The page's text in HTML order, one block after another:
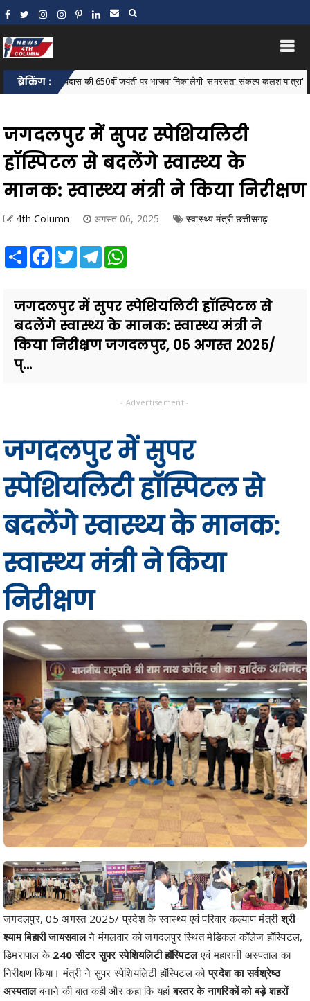
ब्रेकिंग :
रविदास की 650वीं जयंती पर भाजपा निकालेगी 'समरसता संकल्प कलश यात्रा'
जगदलपुर में सुपर स्पेशियलिटी
हॉस्पिटल से बदलेंगे स्वास्थ्य के
मानक: स्वास्थ्य मंत्री ने किया निरीक्षण
4th Column अगस्त 06, 2025 स्वास्थ्य मंत्री छत्तीसगढ़
Share Facebook
TwitterTelegram
जगदलपुर में सुपर स्पेशियलिटी हॉस्पिटल से
बदलेंगे स्वास्थ्य के मानक: स्वास्थ्य मंत्री ने
किया निरीक्षण जगदलपुर, 05 अगस्त 2025/
प्...
- Advertisement -
जगदलपुर में सुपर
स्पेशियलिटी हॉस्पिटल से
बदलेंगे स्वास्थ्य के मानक:
स्वास्थ्य मंत्री ने किया
निरीक्षण
जगदलपुर, 05 अगस्त 2025/ प्रदेश के स्वास्थ्य एवं परिवार कल्याण मंत्रीश्री
श्याम बिहारी जायसवालने मंगलवार को जगदलपुर स्थित मेडिकल कॉलेज हॉस्पिटल,
डिमरापाल के 240 सीटर सुपर स्पेशियलिटी हॉस्पिटलएवं महारानी अस्पताल का
निरीक्षण किया। मंत्री ने सुपर स्पेशियलिटी हॉस्पिटल कोप्रदेश का सर्वश्रेष्ठ
अस्पतालबनाने की बात कही और कहा कि यहांबस्तर के नागरिकों को बड़े शहरों